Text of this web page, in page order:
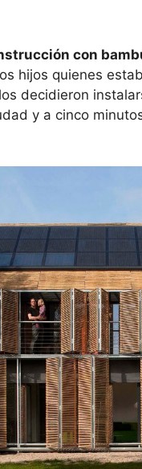
con
hijos quienes
decidieron
y a cinco